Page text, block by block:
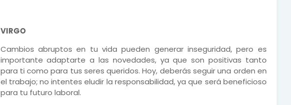
VIRGO
Cambios abruptos en tu vida pueden generar inseguridad, pero es
importante adaptarte a las novedades, ya que son positivas tanto
para ti como para tus seres queridos. Hoy, deberás seguir una orden en
el trabajo; no intentes eludir la responsabilidad, ya que será beneficioso
para tu futuro laboral.